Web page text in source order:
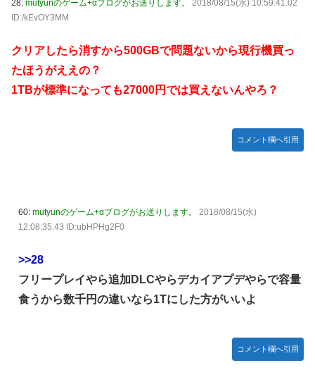
28: mutyunのゲーム+αブログがお送りします。
2018/08/15(水) 10:59:41.02
ID:/kEvOY3MM
クリアしたら消すから500GBで問題ないから現行機買っ
たほうがええの？
1TBが標準になっても27000円では買えないんやろ？
コメント欄へ引用
60: mutyunのゲーム+αブログがお送りします。
2018/08/15(水)
12:08:35.43 ID:ubHPHg2F0
>>28
フリープレイやら追加DLCやらデカイアプデやらで容量
食うから数千円の違いなら1Tにした方がいいよ
コメント欄へ引用